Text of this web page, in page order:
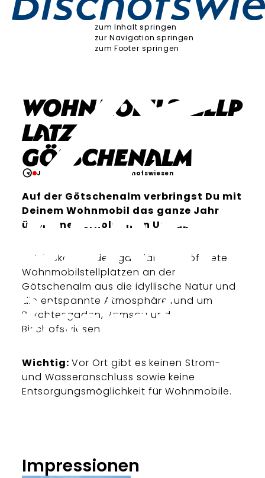
zum Inhalt springen
zur Navigation springen
zum Footer springen
Wohnmobilstellp
latz
Götschenalm
Jetzt geschlossen Bischofswiesen
Auf der Götschenalm verbringst Du mit
Deinem Wohnmobil das ganze Jahr
über einen erholsamen Urlaub.
Entdecke von den ganzjährig geöffneten
Wohnmobilstellplätzen an der
Götschenalm aus die idyllische Natur und
die entspannte Atmosphäre rund um
Berchtesgaden, Ramsau und
Bischofswiesen.
Wichtig:Vor Ort gibt es keinen Strom-
und Wasseranschluss sowie keine
Entsorgungsmöglichkeit für Wohnmobile.
Impressionen